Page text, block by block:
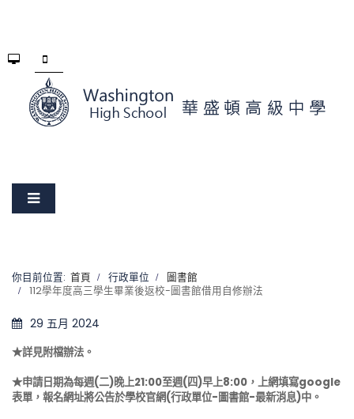
你目前位置: 首頁 行政單位
圖書館
112學年度高三學生畢業後返校-圖書館借用自修辦法
29 五月 2024
★詳見附檔辦法。
★申請日期為每週(二)晚上21:00至週(四)早上8:00，上網填寫google
表單，報名網址將公告於學校官網(行政單位-圖書館-最新消息)中。